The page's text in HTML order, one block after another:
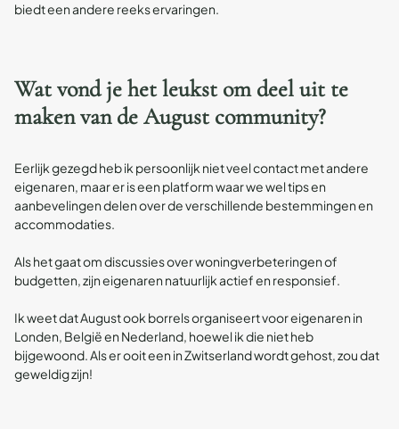
biedt een andere reeks ervaringen.
Wat vond je het leukst om deel uit te
maken van de August community?
Eerlijk gezegd heb ik persoonlijk niet veel contact met andere
eigenaren, maar er is een platform waar we wel tips en
aanbevelingen delen over de verschillende bestemmingen en
accommodaties.
Als het gaat om discussies over woningverbeteringen of
budgetten, zijn eigenaren natuurlijk actief en responsief.
Ik weet dat August ook borrels organiseert voor eigenaren in
Londen, België en Nederland, hoewel ik die niet heb
bijgewoond. Als er ooit een in Zwitserland wordt gehost, zou dat
geweldig zijn!